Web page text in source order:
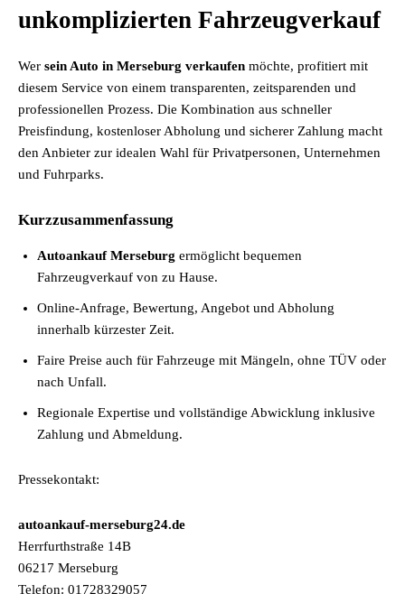
unkomplizierten Fahrzeugverkauf
Wer sein Auto in Merseburg verkaufen möchte, profitiert mit
diesem Service von einem transparenten, zeitsparenden und
professionellen Prozess. Die Kombination aus schneller
Preisfindung, kostenloser Abholung und sicherer Zahlung macht
den Anbieter zur idealen Wahl für Privatpersonen, Unternehmen
und Fuhrparks.
Kurzzusammenfassung
Autoankauf Merseburg ermöglicht bequemen
Fahrzeugverkauf von zu Hause.
Online-Anfrage, Bewertung, Angebot und Abholung
innerhalb kürzester Zeit.
Faire Preise auch für Fahrzeuge mit Mängeln, ohne TÜV oder
nach Unfall.
Regionale Expertise und vollständige Abwicklung inklusive
Zahlung und Abmeldung.
Pressekontakt:
autoankauf-merseburg24.de
Herrfurthstraße 14B
06217 Merseburg
Telefon: 01728329057